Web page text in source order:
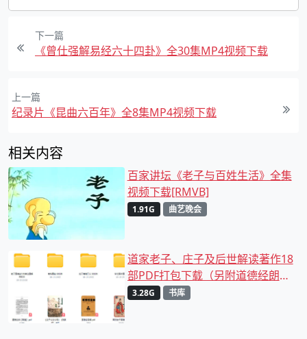
下一篇
《曾仕强解易经六十四卦》全30集MP4视频下载
上一篇
纪录片《昆曲六百年》全8集MP4视频下载
相关内容
百家讲坛《老子与百姓生活》全集
视频下载[RMVB]
1.91G 曲艺晚会
道家老子、庄子及后世解读著作18
部PDF打包下载（另附道德经朗读
两个版本、及百家讲坛解读视频）
3.28G 书库